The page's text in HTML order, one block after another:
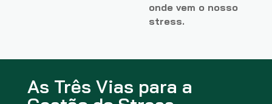
onde vem o nosso
stress.
As Três Vias para a